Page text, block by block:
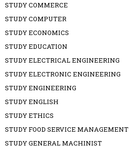
STUDY COMMERCE
STUDY COMPUTER
STUDY ECONOMICS
STUDY EDUCATION
STUDY ELECTRICAL ENGINEERING
STUDY ELECTRONIC ENGINEERING
STUDY ENGINEERING
STUDY ENGLISH
STUDY ETHICS
STUDY FOOD SERVICE MANAGEMENT
STUDY GENERAL MACHINIST